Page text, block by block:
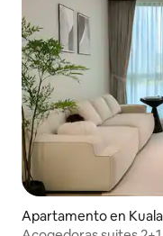
Apartamento en